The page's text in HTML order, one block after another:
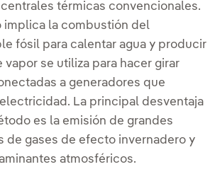
térmicas convencionales.
implica la combustión del
fósil para calentar agua y producir
vapor se utiliza para hacer girar
a generadores que
La principal desventaja
es la emisión de grandes
de gases de efecto invernadero y
atmosféricos.